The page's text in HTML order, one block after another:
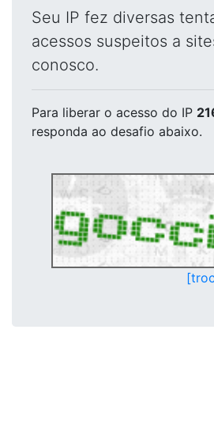
Seu IP fez diversas
acessos suspeitos a
conosco.
Para liberar o acesso do IP
responda ao desafio abaixo.